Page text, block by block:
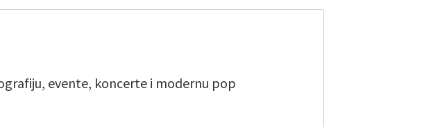
evente, koncerte i modernu pop